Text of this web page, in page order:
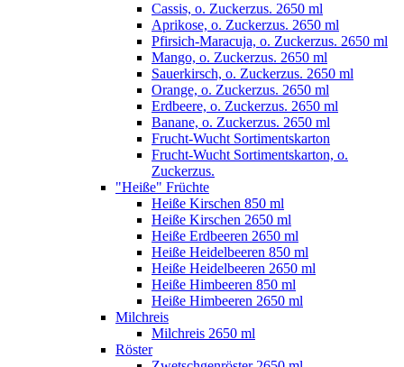
Cassis, o. Zuckerzus. 2650 ml
Aprikose, o. Zuckerzus. 2650 ml
Pfirsich-Maracuja, o. Zuckerzus. 2650 ml
Mango, o. Zuckerzus. 2650 ml
Sauerkirsch, o. Zuckerzus. 2650 ml
Orange, o. Zuckerzus. 2650 ml
Erdbeere, o. Zuckerzus. 2650 ml
Banane, o. Zuckerzus. 2650 ml
Frucht-Wucht Sortimentskarton
Frucht-Wucht Sortimentskarton, o.
Zuckerzus.
"Heiße" Früchte
Heiße Kirschen 850 ml
Heiße Kirschen 2650 ml
Heiße Erdbeeren 2650 ml
Heiße Heidelbeeren 850 ml
Heiße Heidelbeeren 2650 ml
Heiße Himbeeren 850 ml
Heiße Himbeeren 2650 ml
Milchreis
Milchreis 2650 ml
Röster